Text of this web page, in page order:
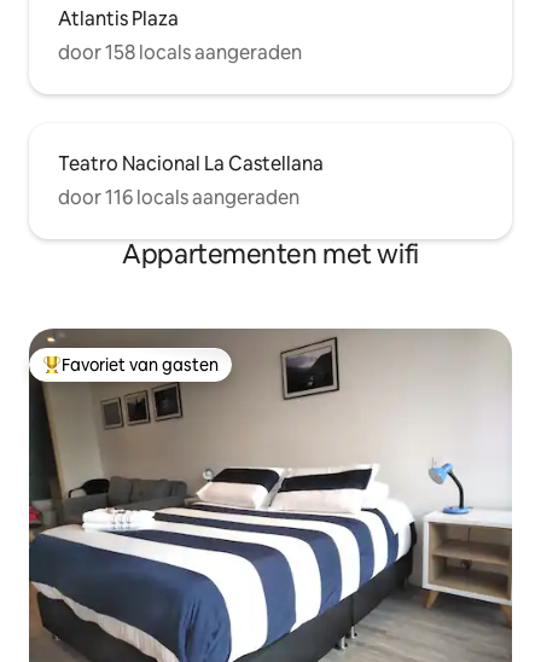
Atlantis Plaza
door 158 locals aangeraden
Teatro Nacional La Castellana
door 116 locals aangeraden
Appartementen met wifi
Topfavoriet van gasten
Favoriet van gasten